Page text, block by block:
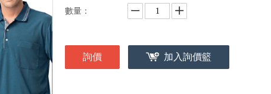
數量：
詢價 加入詢價籃